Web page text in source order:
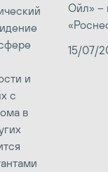
и
с
в
Ойл» –
15/07/